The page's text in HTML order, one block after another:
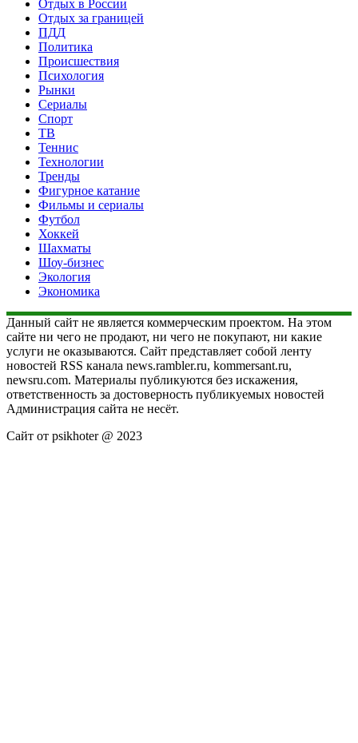
Отдых в России
Отдых за границей
ПДД
Политика
Происшествия
Психология
Рынки
Сериалы
Спорт
ТВ
Теннис
Технологии
Тренды
Фигурное катание
Фильмы и сериалы
Футбол
Хоккей
Шахматы
Шоу-бизнес
Экология
Экономика
Данный сайт не является коммерческим проектом. На этом
сайте ни чего не продают, ни чего не покупают, ни какие
услуги не оказываются. Сайт представляет собой ленту
новостей RSS канала news.rambler.ru, kommersant.ru,
newsru.com. Материалы публикуются без искажения,
ответственность за достоверность публикуемых новостей
Администрация сайта не несёт.
Сайт от psikhoter @ 2023